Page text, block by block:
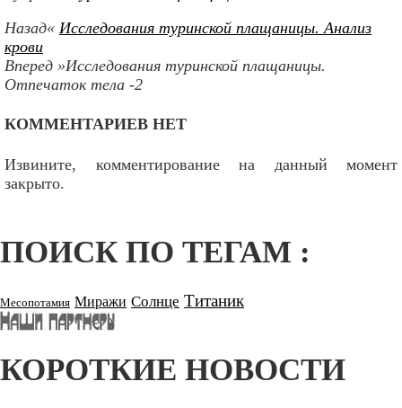
Назад« Исследования туринской плащаницы. Анализ
крови
Вперед »Исследования туринской плащаницы.
Отпечаток тела -2
КОММЕНТАРИЕВ НЕТ
Извините, комментирование на данный момент
закрыто.
ПОИСК ПО ТЕГАМ :
Месопотамия Миражи Солнце Титаник
КОРОТКИЕ НОВОСТИ